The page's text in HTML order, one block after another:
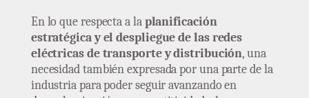
En lo que respecta a laplanificación
estratégica y el despliegue de las redes
eléctricas de transporte y distribución, una
necesidad también expresada por una parte de la
industria para poder seguir avanzando en